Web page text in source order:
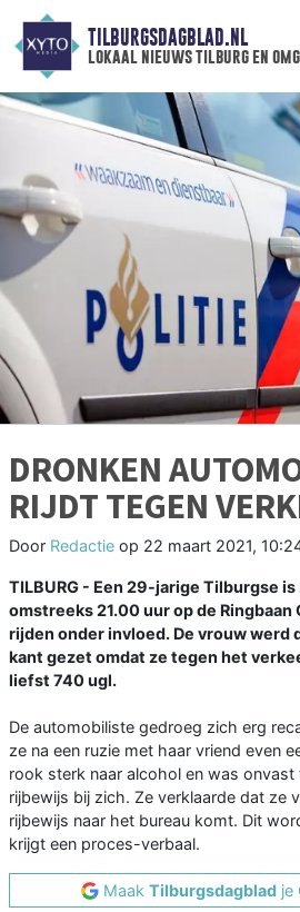
TILBURGSDAGBLAD.NL
lokaal nieuws tilburg en
DRONKEN
RIJDT TEGEN
Door Redactie op 22 maart 2021,
TILBURG - Een 29-jarige Tilburgse is
omstreeks 21.00 uur op de
rijden onder invloed. De vrouw werd
kant gezet omdat ze tegen het
liefst 740 ugl.
De automobiliste gedroeg zich erg
ze na een ruzie met haar vriend even
rook sterk naar alcohol en was onvast
rijbewijs bij zich. Ze verklaarde dat ze
rijbewijs naar het bureau komt. Dit
krijgt een proces-verbaal.
Maak Tilburgsdagblad je